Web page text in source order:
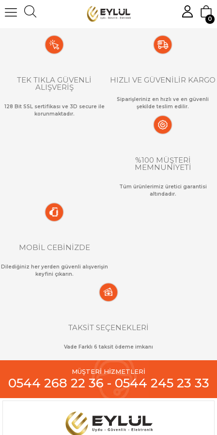
0
TEK TIKLA GÜVENLİ
ALIŞVERİŞ
128 Bit SSL sertifikası ve 3D secure ile
korunmaktadır.
HIZLI VE GÜVENİLİR KARGO
Siparişleriniz en hızlı ve en güvenli
şekilde teslim edilir.
%100 MÜŞTERİ
MEMNUNİYETİ
Tüm ürünlerimiz üretici garantisi
altındadır.
MOBİL CEBİNİZDE
Dilediğiniz her yerden güvenli alışverişin
keyfini çıkarın.
TAKSİT SEÇENEKLERİ
Vade Farklı 6 taksit ödeme imkanı
MÜŞTERİ HİZMETLERİ
0544 268 22 36 - 0544 245 23 33